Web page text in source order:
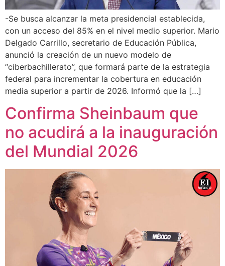
-Se busca alcanzar la meta presidencial establecida,
con un acceso del 85% en el nivel medio superior. Mario
Delgado Carrillo, secretario de Educación Pública,
anunció la creación de un nuevo modelo de
“ciberbachillerato”, que formará parte de la estrategia
federal para incrementar la cobertura en educación
media superior a partir de 2026. Informó que la […]
Confirma Sheinbaum que
no acudirá a la inauguración
del Mundial 2026